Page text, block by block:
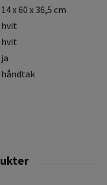
14 x 60 x 36,5 cm
hvit
hvit
ja
håndtak